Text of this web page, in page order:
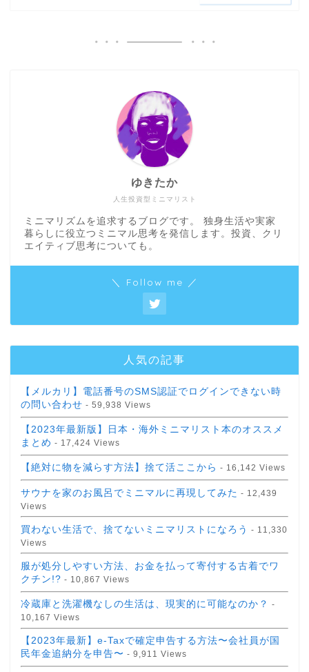
人生投資型ミニマリスト
ゆきたか
ミニマリズムを追求するブログです。 独身生活や実家
暮らしに役立つミニマル思考を発信します。投資、クリ
エイティブ思考についても。
＼ Follow me ／
人気の記事
【メルカリ】電話番号のSMS認証でログインできない時
の問い合わせ - 59,938 Views
【2023年最新版】日本・海外ミニマリスト本のオススメ
まとめ - 17,424 Views
【絶対に物を減らす方法】捨て活ここから - 16,142 Views
サウナを家のお風呂でミニマルに再現してみた - 12,439
Views
買わない生活で、捨てないミニマリストになろう - 11,330
Views
服が処分しやすい方法、お金を払って寄付する古着でワ
クチン!? - 10,867 Views
冷蔵庫と洗濯機なしの生活は、現実的に可能なのか？ -
10,167 Views
【2023年最新】e-Taxで確定申告する方法〜会社員が国
民年金追納分を申告〜 - 9,911 Views